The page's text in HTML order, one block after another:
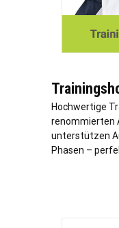
Hochwertige
renommierten
unterstützen
Phasen –